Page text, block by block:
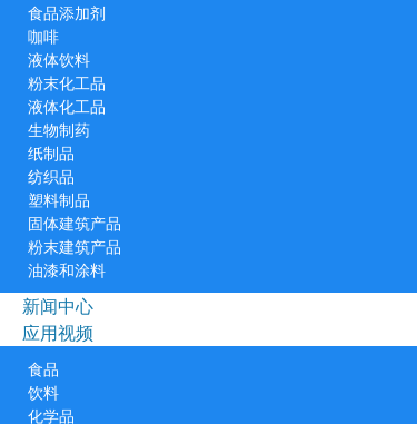
食品添加剂
咖啡
液体饮料
粉末化工品
液体化工品
生物制药
纸制品
纺织品
塑料制品
固体建筑产品
粉末建筑产品
油漆和涂料
新闻中心
应用视频
食品
饮料
化学品